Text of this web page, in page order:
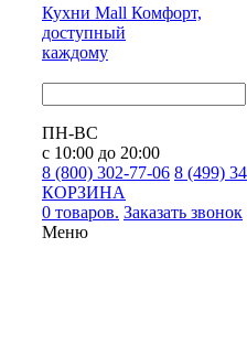
Кухни Mall Комфорт,
доступный
каждому
ПН-ВС
с 10:00 до 20:00
8 (800) 302-77-06 8 (499)
КОРЗИНА
0 товаров. Заказать звонок
Меню